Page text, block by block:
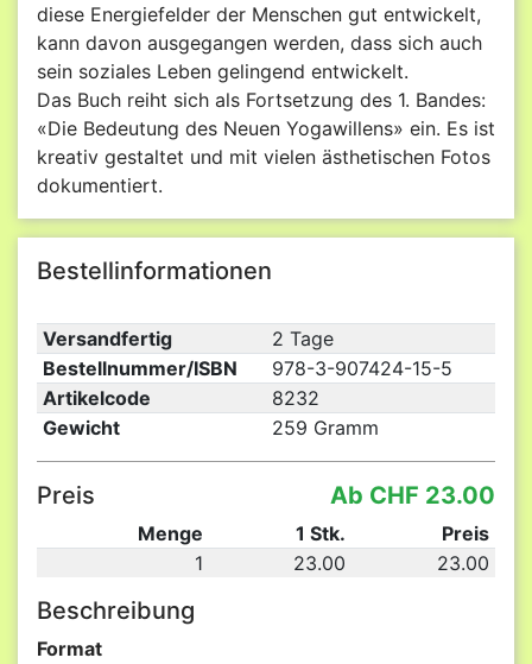
diese Energiefelder der Menschen gut entwickelt,
kann davon ausgegangen werden, dass sich auch
sein soziales Leben gelingend entwickelt.
Das Buch reiht sich als Fortsetzung des 1. Bandes:
«Die Bedeutung des Neuen Yogawillens» ein. Es ist
kreativ gestaltet und mit vielen ästhetischen Fotos
dokumentiert.
Bestellinformationen
Versandfertig
2 Tage
Bestellnummer/ISBN
978-3-907424-15-5
Artikelcode
8232
Gewicht
259 Gramm
Preis Ab CHF 23.00
Menge 1 Stk.
Preis
1
23.00 23.00
Beschreibung
Format